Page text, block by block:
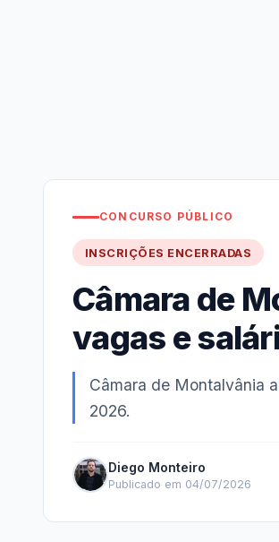
CONCURSO PÚBLICO
INSCRIÇÕES ENCERRADAS
Câmara de
vagas e
Câmara de Montalvânia
2026.
Diego Monteiro
Publicado em 04/07/2026